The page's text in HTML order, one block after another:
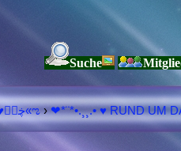
Suche
♥ڿڰۣ«ಌ SPIRITUELLE Я Ξ √ Ω L U T ↑ ☼ N - Forum - WE ARE ALL ❤NE L♡ve ● Pe▲ce ● Light☀ Nothing But L♡ve Here ♥ڿڰۣ«ಌ›❤*¨*•.¸¸.• ♥ RUND UM